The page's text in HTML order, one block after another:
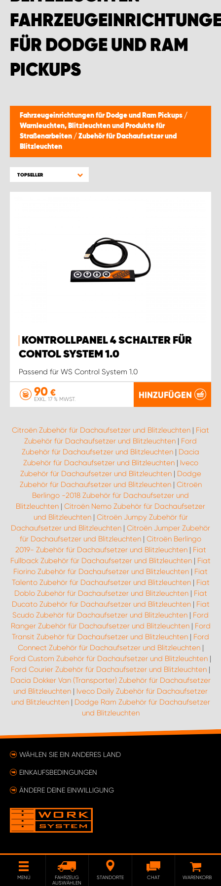
FÜR DODGE UND RAM
PICKUPS
Fahrzeugeinrichtungen für Dodge und Ram Pickups /
Warnleuchten, Blitzleuchten und Produkte für
Straßenarbeiten / Zubehör für Dachaufsetzer und
Blitzleuchten
TOPSELLER
KONTROLLPANEL 4 SCHALTER FÜR
CONTOL SYSTEM 1.0
Passend für WS Control System 1.0
90 €
EXKL. 17 % MWST. HINZUFÜGEN
Citroën Zubehör für Dachaufsetzer und Blitzleuchten | Fiat
Zubehör für Dachaufsetzer und Blitzleuchten | Ford
Zubehör für Dachaufsetzer und Blitzleuchten | Dacia
Zubehör für Dachaufsetzer und Blitzleuchten| Iveco
Zubehör für Dachaufsetzer und Blitzleuchten| Dodge
Zubehör für Dachaufsetzer und Blitzleuchten| Citroën
Berlingo -2018 Zubehör für Dachaufsetzer und
Blitzleuchten | Citroën Nemo Zubehör für Dachaufsetzer
und Blitzleuchten| Citroën Jumpy Zubehör für
Dachaufsetzer und Blitzleuchten | Citroën Jumper Zubehör
für Dachaufsetzer und Blitzleuchten | Citroën Berlingo
2019- Zubehör für Dachaufsetzer und Blitzleuchten| Fiat
Fullback Zubehör für Dachaufsetzer und Blitzleuchten | Fiat
Fiorino Zubehör für Dachaufsetzer und Blitzleuchten | Fiat
Talento Zubehör für Dachaufsetzer und Blitzleuchten| Fiat
Doblo Zubehör für Dachaufsetzer und Blitzleuchten| Fiat
Ducato Zubehör für Dachaufsetzer und Blitzleuchten| Fiat
Scudo Zubehör für Dachaufsetzer und Blitzleuchten | Ford
Ranger Zubehör für Dachaufsetzer und Blitzleuchten| Ford
Transit Zubehör für Dachaufsetzer und Blitzleuchten | Ford
Connect Zubehör für Dachaufsetzer und Blitzleuchten|
Ford Custom Zubehör für Dachaufsetzer und Blitzleuchten |
Ford Courier Zubehör für Dachaufsetzer und Blitzleuchten |
Dacia Dokker Van (Transporter) Zubehör für Dachaufsetzer
und Blitzleuchten | Iveco Daily Zubehör für Dachaufsetzer
und Blitzleuchten| Dodge Ram Zubehör für Dachaufsetzer
und Blitzleuchten
WÄHLEN SIE EIN ANDERES LAND
EINKAUFSBEDINGUNGEN
ÄNDERE DEINE EINWILLIGUNG
MENÜ
FAHRZEUG
AUSWÄHLEN
STANDORTE CHAT WARENKORB